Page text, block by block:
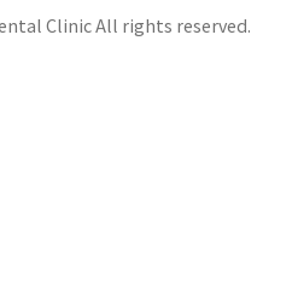
Clinic All rights reserved.